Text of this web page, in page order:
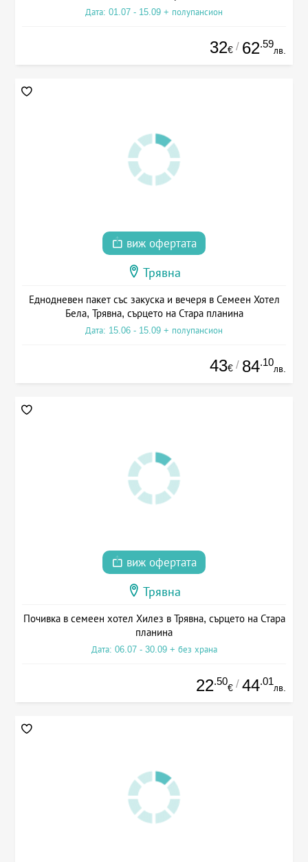
Дата: 01.07 - 15.09 + полупансион
32€ / 62.59
лв.
виж офертата
Трявна
Еднодневен пакет със закуска и вечеря в Семеен Хотел
Бела, Трявна, сърцето на Стара планина
Дата: 15.06 - 15.09 + полупансион
43€ / 84.10
лв.
виж офертата
Трявна
Почивка в семеен хотел Хилез в Трявна, сърцето на Стара
планина
Дата: 06.07 - 30.09 + без храна
22.50
€ / 44.01
лв.